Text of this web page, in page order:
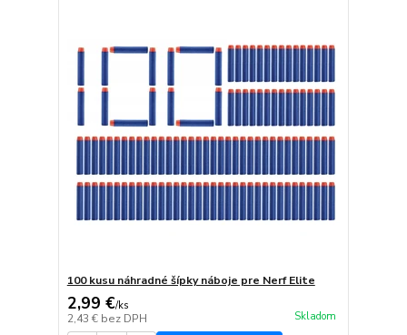
100 kusu náhradné šípky náboje pre Nerf Elite
2,99 €/ks
2,43 € bez DPH Skladom